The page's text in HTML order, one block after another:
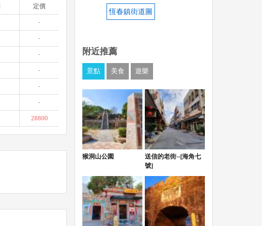
定價
-
-
-
-
-
-
28800
恆春鎮街道圖
附近推薦
景點 美食 遊樂
猴洞山公園
送信的老街--[海角七
號]